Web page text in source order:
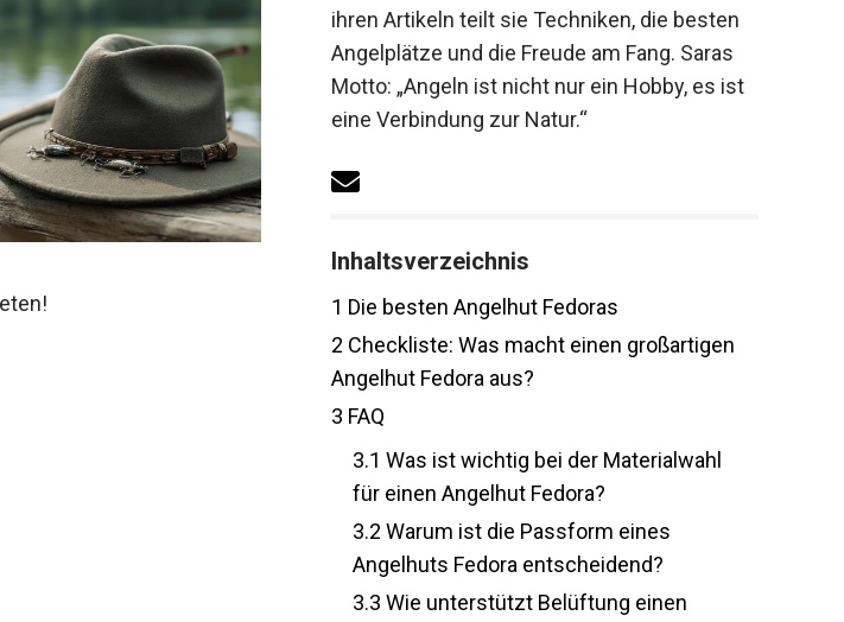
ihren Artikeln teilt sie Techniken, die besten
Angelplätze und die Freude am Fang. Saras
Motto: „Angeln ist nicht nur ein Hobby, es
ist eine Verbindung zur Natur.“
Inhaltsverzeichnis
Die besten Angelhut Fedoras
Checkliste: Was macht einen
großartigen Angelhut Fedora aus?
FAQ
3.1Was ist wichtig bei der Materialwahl
für einen Angelhut Fedora?
3.2Warum ist die Passform eines
Angelhuts Fedora entscheidend?
3.3Wie unterstützt Belüftung einen